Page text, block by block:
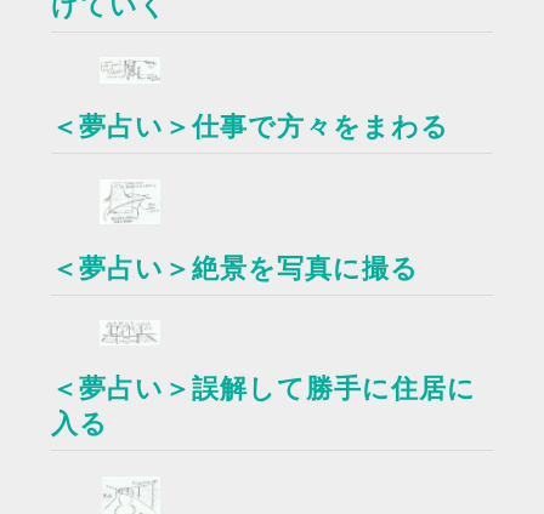
＜夢占い＞仕事で方々をまわる
＜夢占い＞絶景を写真に撮る
＜夢占い＞誤解して勝手に住居に
入る